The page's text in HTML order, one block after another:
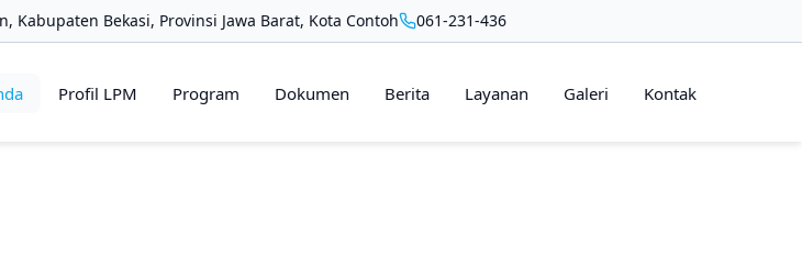
Kabupaten Bekasi, Provinsi Jawa Barat, Kota Contoh 061-231-436
Profil LPM Program Dokumen Berita Layanan Galeri Kontak